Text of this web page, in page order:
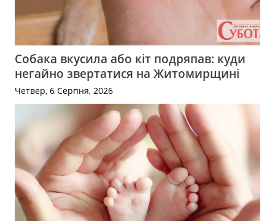
Собака вкусила або кіт подряпав: куди
негайно звертатися на Житомирщині
Четвер, 6 Серпня, 2026